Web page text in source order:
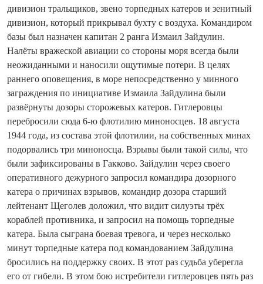
дивизион тральщиков, звено торпедных катеров и зенитный
дивизион, который прикрывал бухту с воздуха. Командиром
базы был назначен капитан 2 ранга Измаил Зайдулин.
Налёты вражеской авиации со стороны моря всегда были
неожиданными и наносили ощутимые потери. В целях
раннего оповещения, в море непосредственно у минного
заграждения по инициативе Измаила Зайдулина были
развёрнуты дозоры сторожевых катеров. Гитлеровцы
перебросили сюда 6-ю флотилию миноносцев. 18 августа
1944 года, из состава этой флотилии, на собственных минах
подорвались три миноносца. Взрывы были такой силы, что
были зафиксированы в Гакково. Зайдулин через своего
оперативного дежурного запросил командира дозорного
катера о причинах взрывов, командир дозора старший
лейтенант Щеголев доложил, что видит силуэты трёх
кораблей противника, и запросил на помощь торпедные
катера. Была сыграна боевая тревога, и через несколько
минут торпедные катера под командованием Зайдулина
бросились на поддержку своих. В этот раз судьба уберегла
его от гибели. В этом бою истребители гитлеровцев пять раз